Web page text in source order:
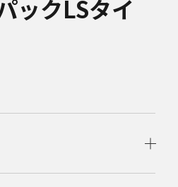
ックLSタイ